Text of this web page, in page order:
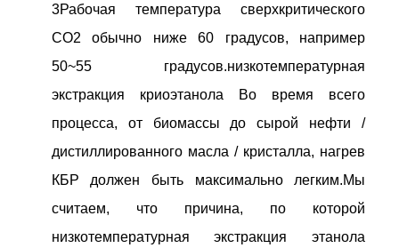
3Рабочая температура сверхкритического
CO2 обычно ниже 60 градусов, например
50~55 градусов.низкотемпературная
экстракция криоэтанола
Во время всего
процесса, от биомассы до сырой нефти /
дистиллированного масла / кристалла, нагрев
КБР должен быть максимально легким.Мы
считаем, что причина, по которой
низкотемпературная экстракция этанола